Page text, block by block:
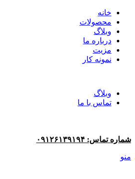
خانه
محصولات
وبلاگ
درباره ما
مزیت
نمونه کار
وبلاگ
تماس با ما
شماره تماس: ۰۹۱۲۶۱۳۹۱۹۴
منو